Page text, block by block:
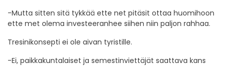
-Mutta sitten sitä tykkää ette net pitäsit ottaa huomihoon
ette met olema investeeranhee siihen niin paljon rahhaa.
Tresinikonsepti ei ole aivan tyristille.
-Ei, paikkakuntalaiset ja semestinviettäjät saattava kans